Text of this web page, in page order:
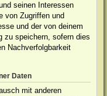
seinen Interessen
von Zugriffen und
und der von deinem
zu speichern, sofern dies
Nachverfolgbarkeit
Daten
mit anderen